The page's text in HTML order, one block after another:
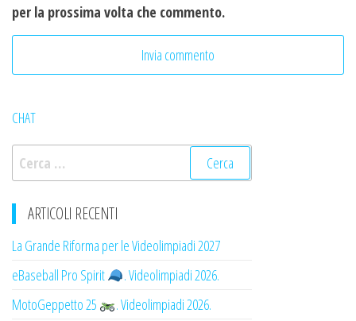
per la prossima volta che commento.
CHAT
Ricerca
per:
ARTICOLI RECENTI
La Grande Riforma per le Videolimpiadi 2027
eBaseball Pro Spirit
. Videolimpiadi 2026.
MotoGeppetto 25
. Videolimpiadi 2026.